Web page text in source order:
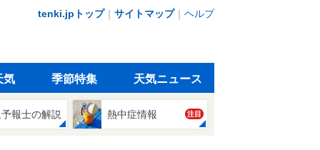
tenki.jpトップ｜ サイトマップ｜ ヘルプ
気 季節特集 天気ニュース
報士の解説 熱中症情報 注目